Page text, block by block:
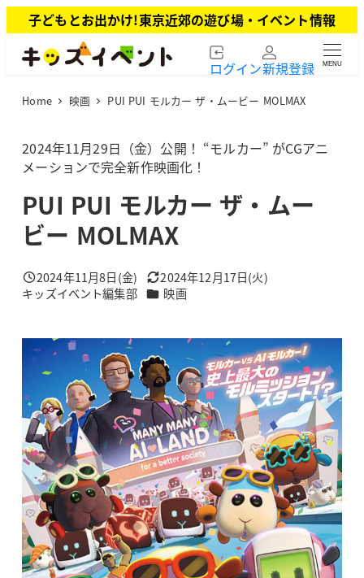
イ
子どもとお出かけ!東京近郊の遊び場・イベント情報
ログイン新規登録 MENU
Home 映画 PUI PUI モルカー ザ・ムービー MOLMAX
2024年11月29日（金）公開！ “モルカー” がCGアニ
メーションで完全新作映画化！
PUI PUI モルカー ザ・ムー
ビー MOLMAX
投稿日
2024年11月8日(金) 更新日
2024年12月17日(火)
著
キッズイベント編集部 カテゴリー
映画